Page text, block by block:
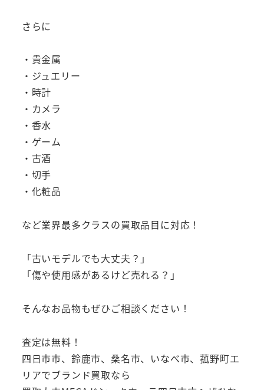
さらに
・貴金属
・ジュエリー
・時計
・カメラ
・香水
・ゲーム
・古酒
・切手
・化粧品
など業界最多クラスの買取品目に対応！
「古いモデルでも大丈夫？」
「傷や使用感があるけど売れる？」
そんなお品物もぜひご相談ください！
査定は無料！
四日市市、鈴鹿市、桑名市、いなべ市、菰野町エ
リアでブランド買取なら